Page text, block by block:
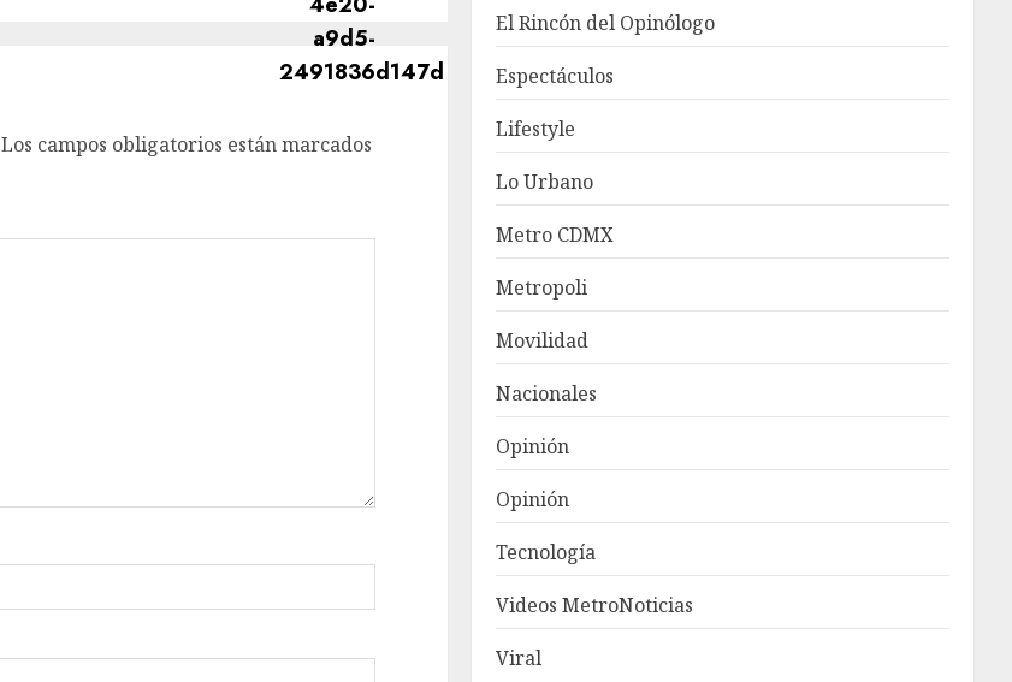
Los campos obligatorios están marcados
El Rincón del Opinólogo
Espectáculos
Lifestyle
Lo Urbano
Metro CDMX
Metropoli
Movilidad
Nacionales
Opinión
Opinión
Tecnología
Videos MetroNoticias
Viral